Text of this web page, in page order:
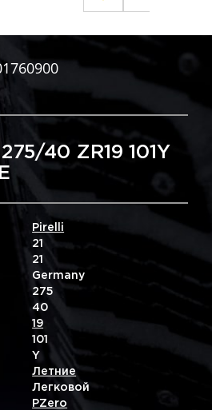
40 ZR19 101Y
Pirelli
21
21
Germany
275
40
19
101
Y
Летние
Легковой
PZero